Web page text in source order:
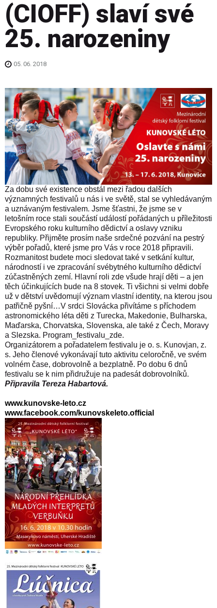
(CIOFF) slaví své
25. narozeniny
05. 06. 2018
Za dobu své existence obstál mezi řadou dalších
významných festivalů u nás i ve světě, stal se vyhledávaným
a uznávaným festivalem. Jsme šťastni, že jsme se v
letošním roce stali součástí událostí pořádaných u příležitosti
Evropského roku kulturního dědictví a oslavy vzniku
republiky. Přijměte prosím naše srdečné pozvání na pestrý
výběr pořadů, které jsme pro Vás v roce 2018 připravili.
Rozmanitost budete moci sledovat také v setkání kultur,
národností i ve zpracování svébytného kulturního dědictví
zúčastněných zemí. Hlavní roli zde všude hrají děti – a jen
těch účinkujících bude na 8 stovek. Ti všichni si velmi dobře
už v dětství uvědomují význam vlastní identity, na kterou jsou
patřičně pyšní…V srdci Slovácka přivítáme s příchodem
astronomického léta děti z Turecka, Makedonie, Bulharska,
Maďarska, Chorvatska, Slovenska, ale také z Čech, Moravy
a Slezska. Program_festivalu_zde.
Organizátorem a pořadatelem festivalu je o. s. Kunovjan, z.
s. Jeho členové vykonávají tuto aktivitu celoročně, ve svém
volném čase, dobrovolně a bezplatně. Po dobu 6 dnů
festivalu se k nim přidružuje na padesát dobrovolníků.
Připravila Tereza Habartová.
www.kunovske-leto.cz
www.facebook.com/kunovskeleto.official